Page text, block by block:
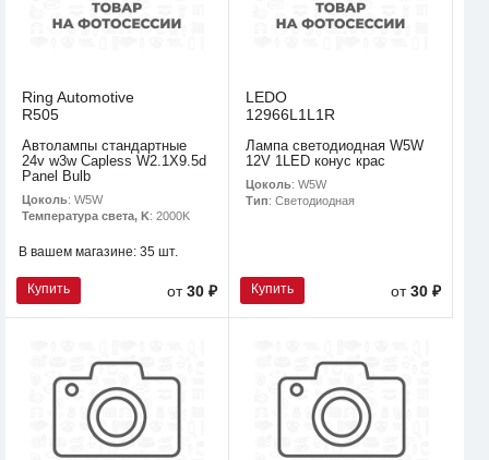
Ring Automotive
R505
Автолампы стандартные
24v w3w Capless W2.1X9.5d
Panel Bulb
Цоколь: W5W
Температура света, K: 2000K
В вашем магазине: 35 шт.
Купить от30 ₽
LEDO
12966L1L1R
Лампа светодиодная W5W
12V 1LED конус крас
Цоколь: W5W
Тип: Светодиодная
Купить от30 ₽